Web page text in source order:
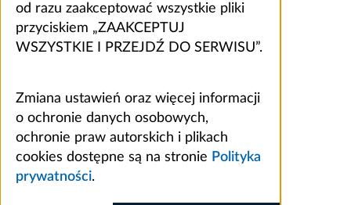
od razu zaakceptować wszystkie pliki
przyciskiem „ZAAKCEPTUJ
WSZYSTKIE I PRZEJDŹ DO SERWISU”.
Zmiana ustawień oraz więcej informacji
o ochronie danych osobowych,
ochronie praw autorskich i plikach
cookies dostępne są na stronie Polityka
prywatności.